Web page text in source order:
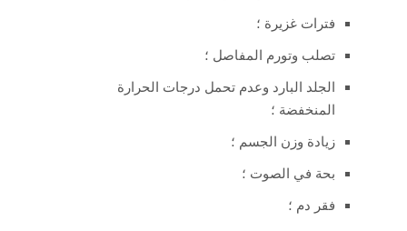
فترات غزيرة ؛
تصلب وتورم المفاصل ؛
الجلد البارد وعدم تحمل درجات الحرارة
المنخفضة ؛
زيادة وزن الجسم ؛
بحة في الصوت ؛
فقر دم ؛